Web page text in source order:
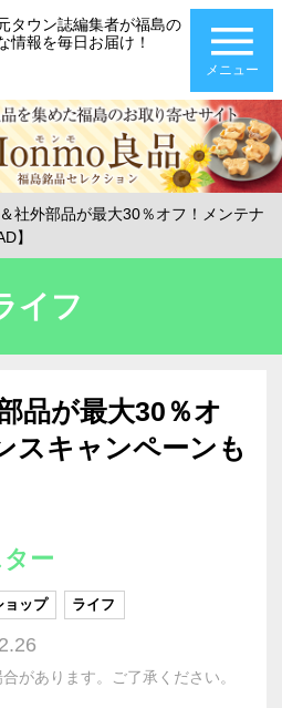
タウン誌編集者が福島の
情報を毎日お届け！
メニュー
社外部品が最大30％オフ！メンテナ
】
イフ
品が最大30％オ
スキャンペーンも
ー
ョップ ライフ
があります。ご了承ください。